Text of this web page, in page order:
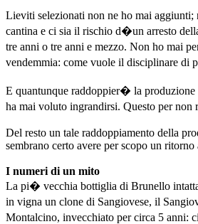
Lieviti selezionati non ne ho mai
cantina e ci sia il rischio d�un arresto
tre anni o tre anni e mezzo. Non ho mai
vendemmia: come vuole il disciplinare di
E quantunque raddoppier� la produzione
ha mai voluto ingrandirsi. Questo per
Del resto un tale raddoppiamento della
sembrano certo avere per scopo un
I numeri di un mito
La pi� vecchia bottiglia di Brunello
in vigna un clone di Sangiovese, il
Montalcino, invecchiato per circa 5